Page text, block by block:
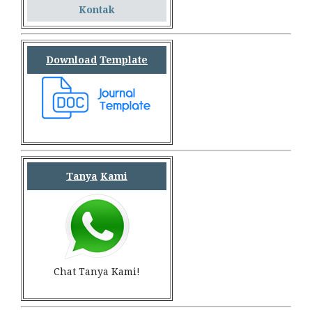
Kontak
Download Template
Tanya Kami
Chat Tanya Kami!